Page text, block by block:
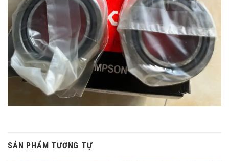
SẢN PHẨM TƯƠNG TỰ